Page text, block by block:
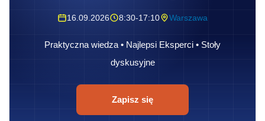
16.09.2026 8:30-17:10 Warszawa
Praktyczna wiedza • Najlepsi Eksperci • Stoły
dyskusyjne
Zapisz się